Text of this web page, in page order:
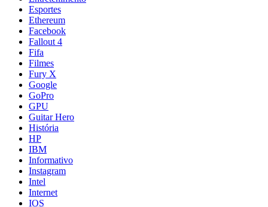
Esportes
Ethereum
Facebook
Fallout 4
Fifa
Filmes
Fury X
Google
GoPro
GPU
Guitar Hero
História
HP
IBM
Informativo
Instagram
Intel
Internet
IOS